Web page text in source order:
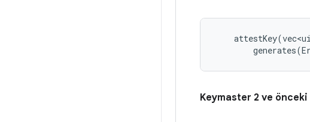
Keymaster 2 ve